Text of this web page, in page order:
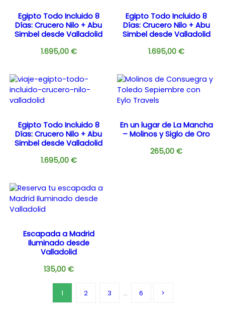
Egipto Todo Incluido 8
Días: Crucero Nilo + Abu
Simbel desde Valladolid
1.695,00 €
Egipto Todo Incluido 8
Días: Crucero Nilo + Abu
Simbel desde Valladolid
1.695,00€
Egipto Todo Incluido 8
Días: Crucero Nilo + Abu
Simbel desde Valladolid
1.695,00 €
En un lugar de La Mancha
– Molinos y Siglo de Oro
265,00€
Escapada a Madrid
Iluminado desde
Valladolid
135,00 €
1 2 3 … 6